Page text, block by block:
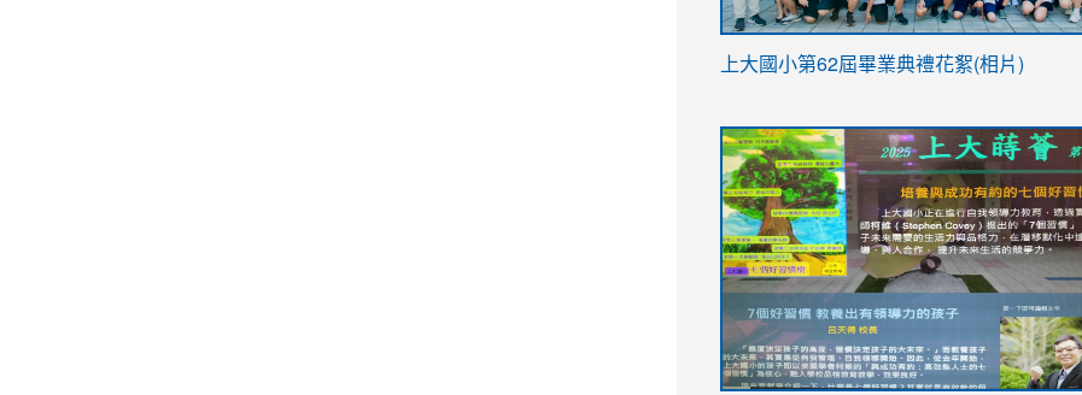
link
YfDQppRvyMk686kIw6SBbssEIZ6WnT/
usp=sharing
上大國小第62屆畢業典禮花絮(相片)
to
https://drive.google.com/file/d/1I-
YfDQppRvyMk686kIw6SBbssEIZ6WnT/
usp=sharing
to
https://sites.google.com/stes.tyc.edu.tw/